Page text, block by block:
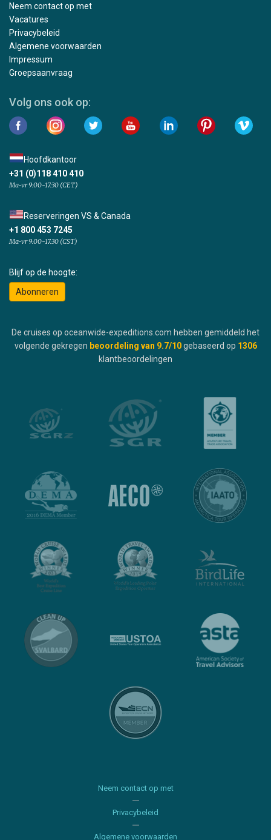
Neem contact op met
Vacatures
Privacybeleid
Algemene voorwaarden
Impressum
Groepsaanvraag
Volg ons ook op:
Hoofdkantoor
+31 (0)118 410 410
Ma-vr 9:00-17:30 (CET)
Reserveringen VS & Canada
+1 800 453 7245
Ma-vr 9:00-17:30 (CST)
Blijf op de hoogte:
Abonneren
De cruises op oceanwide-expeditions.com hebben gemiddeld het
volgende gekregen beoordeling van 9.7/10 gebaseerd op 1306
klantbeoordelingen
Neem contact op met
Privacybeleid
Algemene voorwaarden